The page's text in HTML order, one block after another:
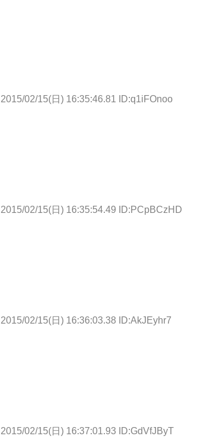
2015/02/15(日) 16:35:46.81 ID:q1iFOnoo
2015/02/15(日) 16:35:54.49 ID:PCpBCzHD
2015/02/15(日) 16:36:03.38 ID:AkJEyhr7
2015/02/15(日) 16:37:01.93 ID:GdVfJByT